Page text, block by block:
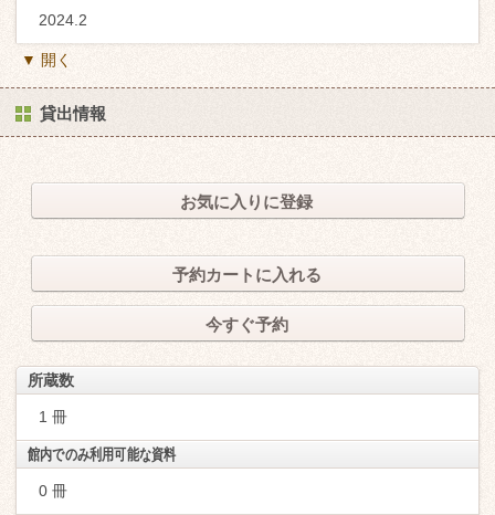
2024.2
▼ 開く
貸出情報
お気に入りに登録
予約カートに入れる
今すぐ予約
所蔵数
1 冊
館内でのみ利用可能な資料
0 冊